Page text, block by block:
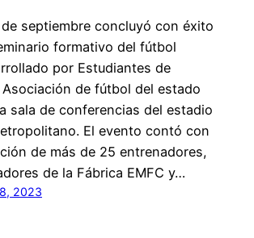
de septiembre concluyó con éxito
formativo del fútbol
por Estudiantes de
Asociación de fútbol del estado
sala de conferencias del estadio
El evento contó con
de más de 25 entrenadores,
de la Fábrica EMFC y…
2023